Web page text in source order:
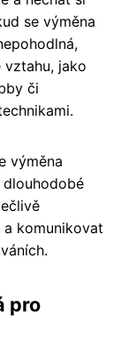
se výměna
jako
či
výměna
komunikovat
pro